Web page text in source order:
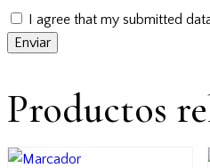
I agree that my submitted
Productos